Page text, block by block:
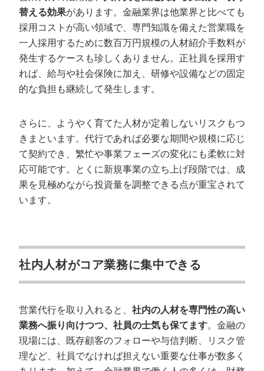
替える効果があります。金融業界は他業界と比べても
採用コストが高い領域で、専門知識を備えた営業職を
一人採用するために数百万円規模の人材紹介手数料が
発生するケースも珍しくありません。正社員を採用す
れば、給与や社会保険に加え、研修や設備などの固定
的な負担も継続して発生します。
さらに、ようやく育てた人材が定着しないリスクもつ
きまといます。代行であれば必要な期間や規模に応じ
て契約でき、繁忙や事業フェーズの変化にも柔軟に対
応可能です。とくに新規事業の立ち上げ段階では、成
果を見極めながら投資量を調整できる点が重宝されて
います。
社内人材がコア業務に集中できる
営業代行を取り入れると、 社内の人材を専門性の高い
業務へ振り向けつつ、社員の士気も保てます。金融の
現場には、既存顧客のフォローや与信判断、リスク管
理など、社員でなければ担えない重要な仕事が数多く